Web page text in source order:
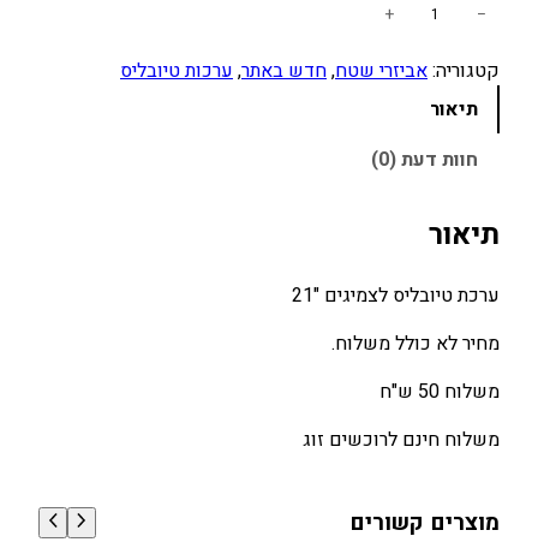
ו
ש
כ
ט
י
ב
י
צ
−
+
קטגוריה:אביזרי שטח, חדש באתר, ערכות טיובליס
תיאור
חוות דעת (0)
תיאור
ערכת טיובליס לצמיגים "21
מחיר לא כולל משלוח.
משלוח 50 ש"ח
משלוח חינם לרוכשים זוג
מוצרים קשורים